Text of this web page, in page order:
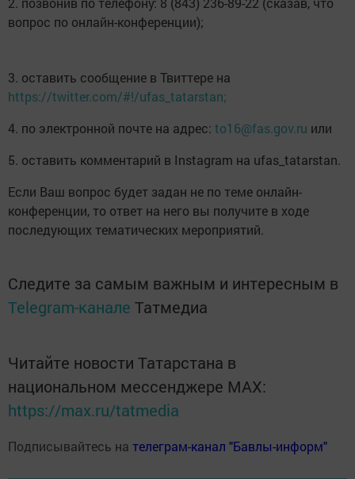
вопрос по онлайн-конференции);
3. оставить сообщение в Твиттере на
https://twitter.com/#!/ufas_tatarstan;
4. по электронной почте на адрес: to16@fas.gov.ru или
5. оставить комментарий в Instagram на ufas_tatarstan.
Если Ваш вопрос будет задан не по теме онлайн-
конференции, то ответ на него вы получите в ходе
последующих тематических мероприятий.
Следите за самым важным и интересным в
Telegram-канале Татмедиа
Читайте новости Татарстана в
национальном мессенджере MАХ:
https://max.ru/tatmedia
Подписывайтесь на телеграм-канал "Бавлы-информ"